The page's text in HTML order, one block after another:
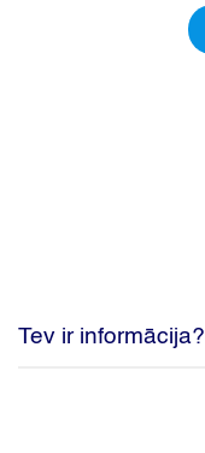
Tev ir informācija?